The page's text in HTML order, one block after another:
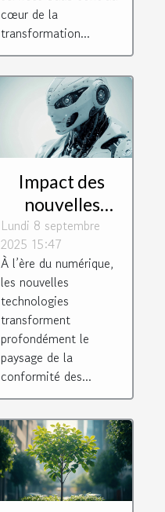
cœur de la
transformation...
Impact des
nouvelles
technologies
sur la
conformité des
entreprises
Lundi 8 septembre
2025 15:47
À l’ère du numérique,
les nouvelles
technologies
transforment
profondément le
paysage de la
conformité des...